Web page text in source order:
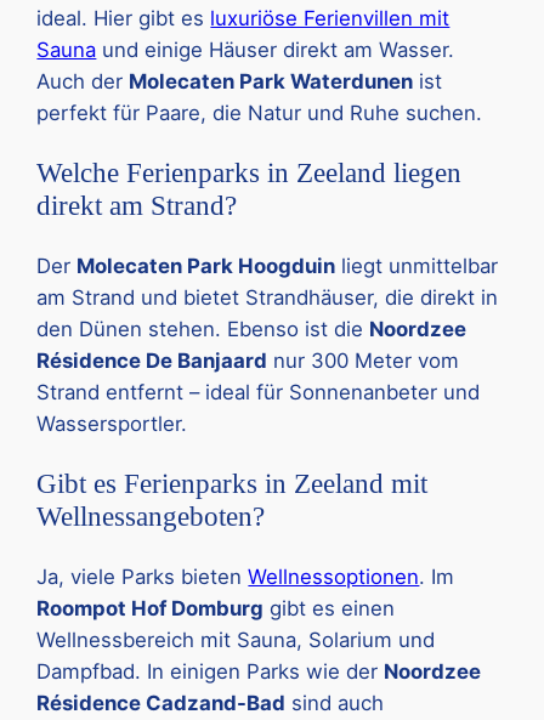
ideal. Hier gibt es luxuriöse Ferienvillen mit
Sauna und einige Häuser direkt am Wasser.
Auch der Molecaten Park Waterdunen ist
perfekt für Paare, die Natur und Ruhe suchen.
Welche Ferienparks in Zeeland liegen
direkt am Strand?
Der Molecaten Park Hoogduin liegt unmittelbar
am Strand und bietet Strandhäuser, die direkt in
den Dünen stehen. Ebenso ist die Noordzee
Résidence De Banjaard nur 300 Meter vom
Strand entfernt – ideal für Sonnenanbeter und
Wassersportler.
Gibt es Ferienparks in Zeeland mit
Wellnessangeboten?
Ja, viele Parks bietenWellnessoptionen. Im
Roompot Hof Domburg gibt es einen
Wellnessbereich mit Sauna, Solarium und
Dampfbad. In einigen Parks wie der Noordzee
Résidence Cadzand-Bad sind auch